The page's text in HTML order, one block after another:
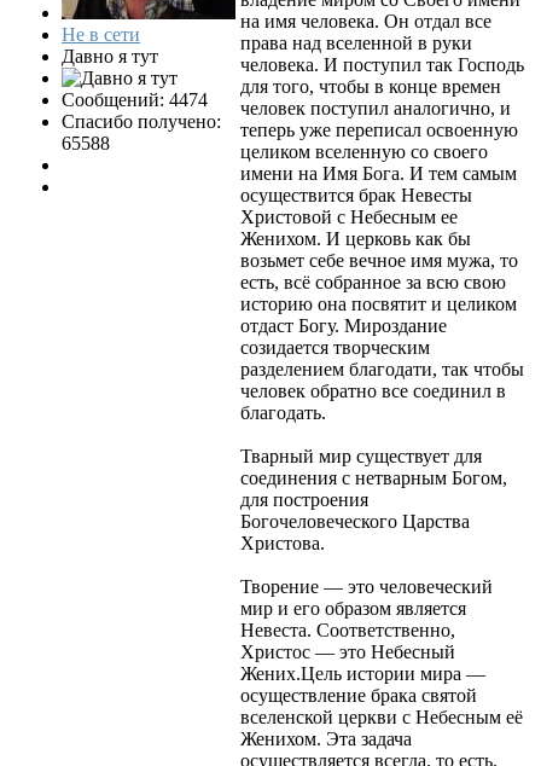
Не в сети
Давно я тут
Сообщений: 4474
Спасибо получено:
65588
на имя человека. Он отдал все
права над вселенной в руки
человека. И поступил так Господь
для того, чтобы в конце времен
человек поступил аналогично, и
теперь уже переписал освоенную
целиком вселенную со своего
имени на Имя Бога. И тем самым
осуществится брак Невесты
Христовой с Небесным ее
Женихом. И церковь как бы
возьмет себе вечное имя мужа, то
есть, всё собранное за всю свою
историю она посвятит и целиком
отдаст Богу. Мироздание
созидается творческим
разделением благодати, так чтобы
человек обратно все соединил в
благодать.
Тварный мир существует для
соединения с нетварным Богом,
для построения
Богочеловеческого Царства
Христова.
Творение — это человеческий
мир и его образом является
Невеста. Соответственно,
Христос — это Небесный
Жених.Цель истории мира —
осуществление брака святой
вселенской церкви с Небесным её
Женихом. Эта задача
осуществляется всегда, то есть,